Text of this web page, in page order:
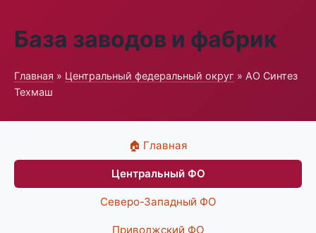
База заводов и фабрик
Главная » Центральный федеральный округ » АО Синтез
Техмаш
🏠 Главная
Центральный ФО
Северо-Западный ФО
Приволжский ФО